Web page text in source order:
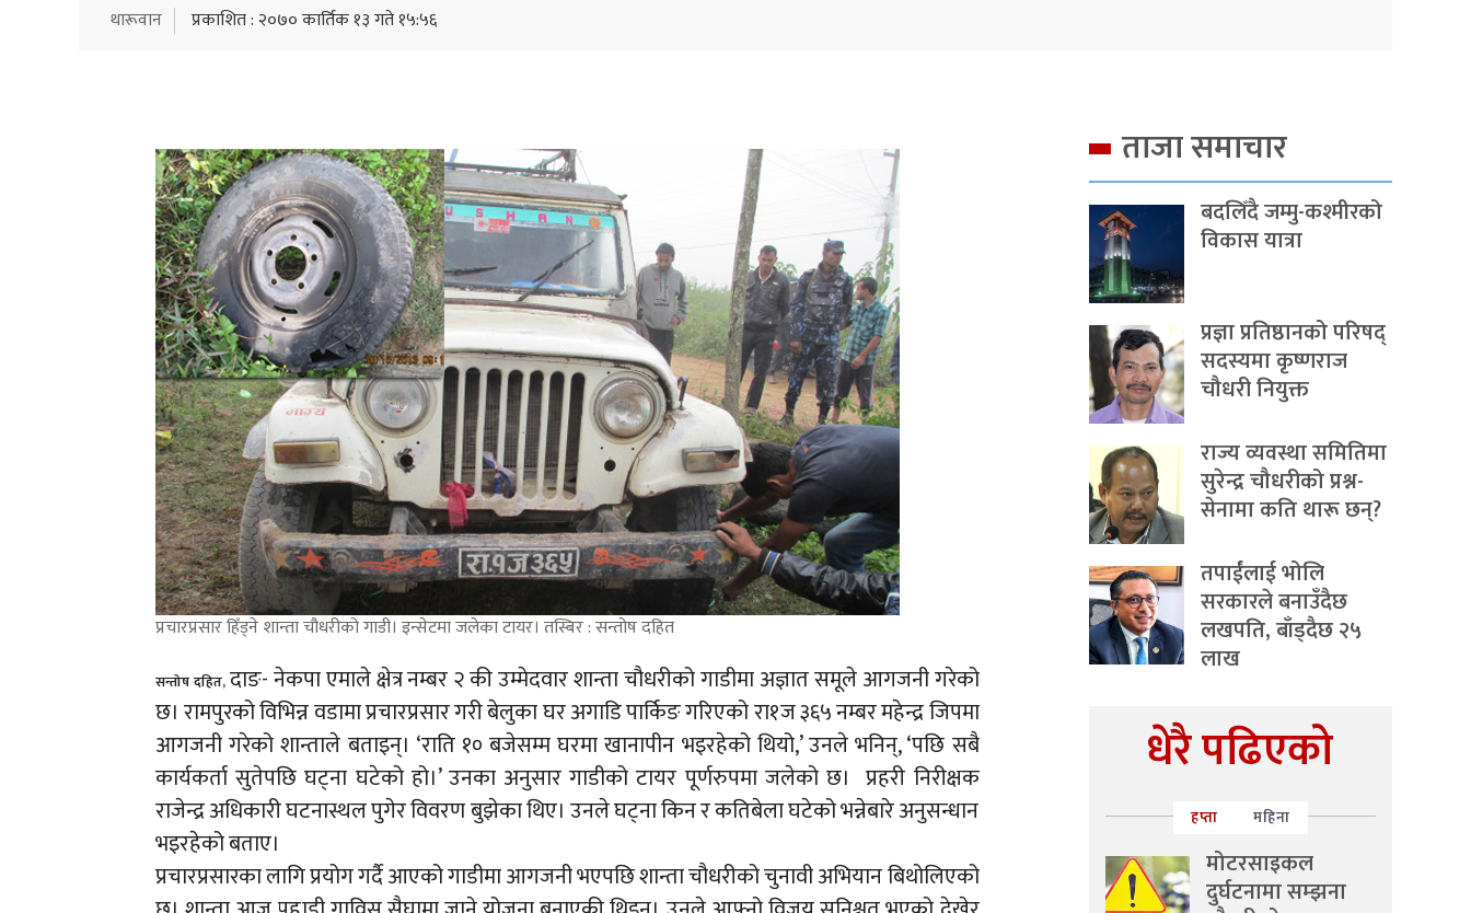
थारूवान प्रकाशित : २०७० कार्तिक १३ गते १५:५६
प्रचारप्रसार हिँड्ने शान्ता चौधरीको गाडी। इन्सेटमा जलेका टायर। तस्बिर : सन्तोष दहित
सन्तोष दहित,दाङ- नेकपा एमाले क्षेत्र नम्बर २ की उम्मेदवार शान्ता चौधरीको गाडीमा अज्ञात समूले आगजनी गरेको
छ। रामपुरको विभिन्न वडामा प्रचारप्रसार गरी बेलुका घर अगाडि पार्किङ गरिएको रा१ज ३६५ नम्बर महेन्द्र जिपमा
आगजनी गरेको शान्ताले बताइन्। ‘राति १० बजेसम्म घरमा खानापीन भइरहेको थियो,’ उनले भनिन्, ‘पछि सबै
कार्यकर्ता सुतेपछि घट्ना घटेको हो।’ उनका अनुसार गाडीको टायर पूर्णरुपमा जलेको छ। प्रहरी निरीक्षक
राजेन्द्र अधिकारी घटनास्थल पुगेर विवरण बुझेका थिए। उनले घट्ना किन र कतिबेला घटेको भन्नेबारे अनुसन्धान
भइरहेको बताए।
प्रचारप्रसारका लागि प्रयोग गर्दै आएको गाडीमा आगजनी भएपछि शान्ता चौधरीको चुनावी अभियान बिथोलिएको
ताजा समाचार
बदलिँदै जम्मु-कश्मीरको
विकास यात्रा
प्रज्ञा प्रतिष्ठानको परिषद्
सदस्यमा कृष्णराज
चौधरी नियुक्त
राज्य व्यवस्था समितिमा
सुरेन्द्र चौधरीको प्रश्न-
सेनामा कति थारू छन्?
तपाईंलाई भोलि
सरकारले बनाउँदैछ
लखपति, बाँड्दैछ २५
लाख
धेरै पढिएको
हप्ता महिना
मोटरसाइकल
दुर्घटनामा सम्झना